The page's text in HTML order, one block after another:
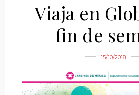
Viaja en
fin de
15/10/2018